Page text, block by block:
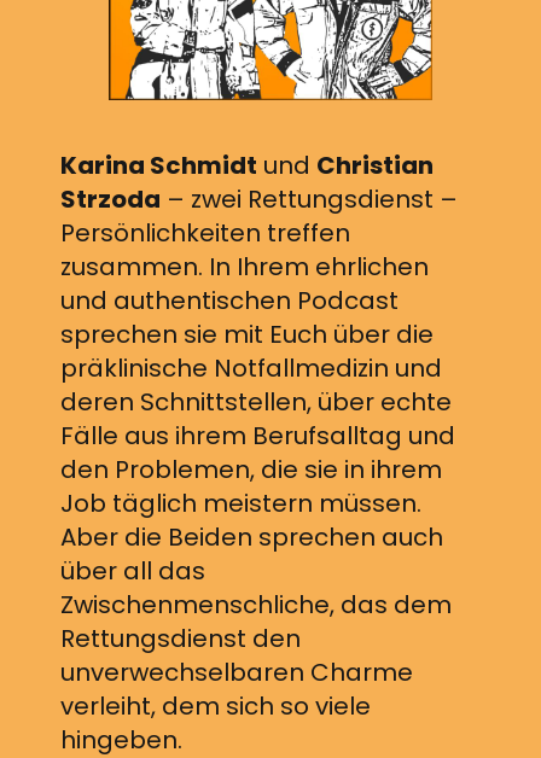
Karina Schmidt und Christian
Strzoda – zwei Rettungsdienst –
Persönlichkeiten treffen
zusammen. In Ihrem ehrlichen
und authentischen Podcast
sprechen sie mit Euch über die
präklinische Notfallmedizin und
deren Schnittstellen, über echte
Fälle aus ihrem Berufsalltag und
den Problemen, die sie in ihrem
Job täglich meistern müssen.
Aber die Beiden sprechen auch
über all das
Zwischenmenschliche, das dem
Rettungsdienst den
unverwechselbaren Charme
verleiht, dem sich so viele
hingeben.